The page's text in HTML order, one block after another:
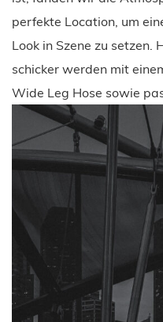
perfekte Location, um
Look in Szene zu setzen.
schicker werden mit
Wide Leg Hose sowie